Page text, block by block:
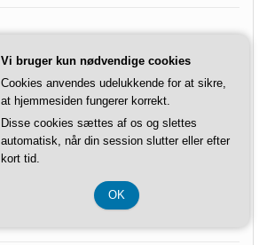
Vi bruger kun nødvendige cookies
Cookies anvendes udelukkende for at sikre,
at hjemmesiden fungerer korrekt.
Disse cookies sættes af os og slettes
automatisk, når din session slutter eller efter
kort tid.
OK